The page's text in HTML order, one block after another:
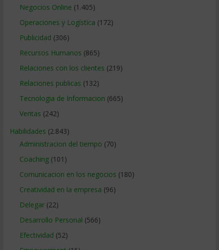
Negocios Online (1.405)
Operaciones y Logística (172)
Publicidad (306)
Recursos Humanos (865)
Relaciones con los clientes (219)
Relaciones publicas (132)
Tecnologia de Informacion (665)
Ventas (242)
Habilidades (2.843)
Administracion del tiempo (70)
Coaching(101)
Comunicacion en los negocios (180)
Creatividad en la empresa (96)
Delegar(22)
Desarrollo Personal (566)
Efectividad (52)